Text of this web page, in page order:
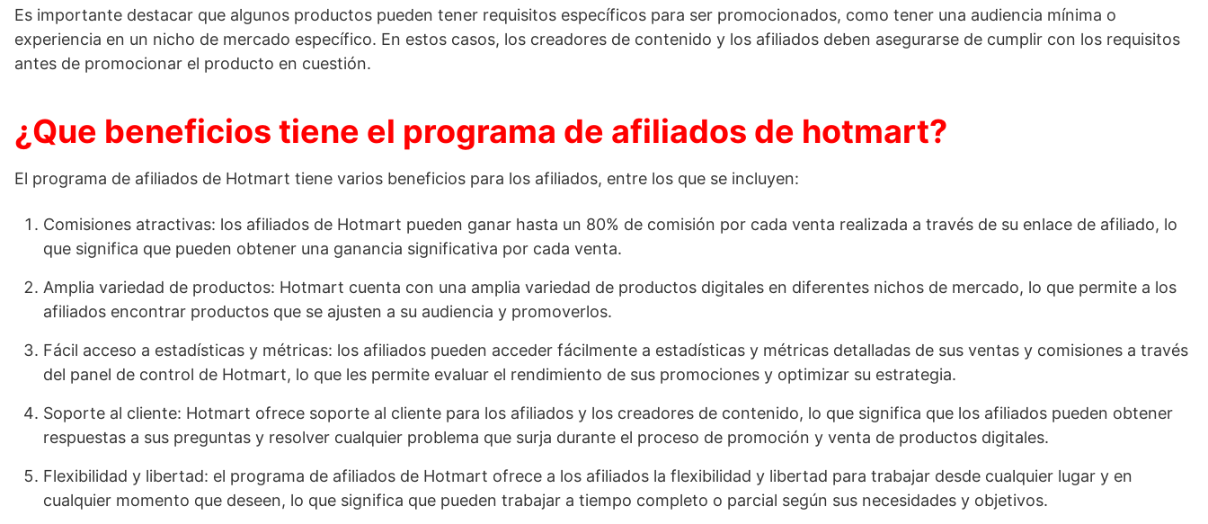
Es importante destacar que algunos productos pueden tener requisitos específicos para ser promocionados, como tener una audiencia mínima o
experiencia en un nicho de mercado específico. En estos casos, los creadores de contenido y los afiliados deben asegurarse de cumplir con los requisitos
antes de promocionar el producto en cuestión.
¿Que beneficios tiene el programa de afiliados de hotmart?
El programa de afiliados de Hotmart tiene varios beneficios para los afiliados, entre los que se incluyen:
Comisiones atractivas: los afiliados de Hotmart pueden ganar hasta un 80% de comisión por cada venta realizada a través de su enlace de afiliado, lo
que significa que pueden obtener una ganancia significativa por cada venta.
Amplia variedad de productos: Hotmart cuenta con una amplia variedad de productos digitales en diferentes nichos de mercado, lo que permite a los
afiliados encontrar productos que se ajusten a su audiencia y promoverlos.
Fácil acceso a estadísticas y métricas: los afiliados pueden acceder fácilmente a estadísticas y métricas detalladas de sus ventas y comisiones a través
del panel de control de Hotmart, lo que les permite evaluar el rendimiento de sus promociones y optimizar su estrategia.
Soporte al cliente: Hotmart ofrece soporte al cliente para los afiliados y los creadores de contenido, lo que significa que los afiliados pueden obtener
respuestas a sus preguntas y resolver cualquier problema que surja durante el proceso de promoción y venta de productos digitales.
Flexibilidad y libertad: el programa de afiliados de Hotmart ofrece a los afiliados la flexibilidad y libertad para trabajar desde cualquier lugar y en
cualquier momento que deseen, lo que significa que pueden trabajar a tiempo completo o parcial según sus necesidades y objetivos.